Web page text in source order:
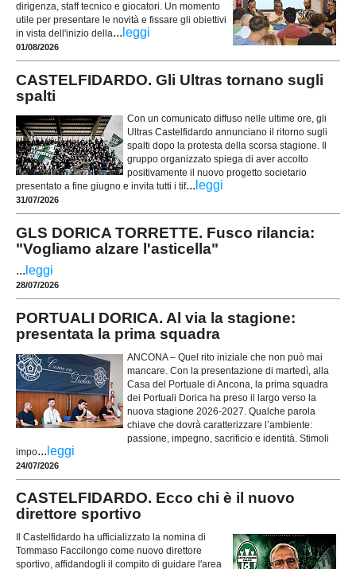
dirigenza, staff tecnico e giocatori. Un momento
utile per presentare le novità e fissare gli obiettivi
in vista dell'inizio della... leggi
01/08/2026
CASTELFIDARDO. Gli Ultras tornano sugli
spalti
Con un comunicato diffuso nelle ultime ore, gli
Ultras Castelfidardo annunciano il ritorno sugli
spalti dopo la protesta della scorsa stagione. Il
gruppo organizzato spiega di aver accolto
positivamente il nuovo progetto societario
presentato a fine giugno e invita tutti i tif... leggi
31/07/2026
GLS DORICA TORRETTE. Fusco rilancia:
"Vogliamo alzare l'asticella"
... leggi
28/07/2026
PORTUALI DORICA. Al via la stagione:
presentata la prima squadra
ANCONA – Quel rito iniziale che non può mai
mancare. Con la presentazione di martedì, alla
Casa del Portuale di Ancona, la prima squadra
dei Portuali Dorica ha preso il largo verso la
nuova stagione 2026-2027. Qualche parola
chiave che dovrà caratterizzare l’ambiente:
passione, impegno, sacrificio e identità. Stimoli
impo... leggi
24/07/2026
CASTELFIDARDO. Ecco chi è il nuovo
direttore sportivo
Il Castelfidardo ha ufficializzato la nomina di
Tommaso Faccilongo come nuovo direttore
sportivo, affidandogli il compito di guidare l'area